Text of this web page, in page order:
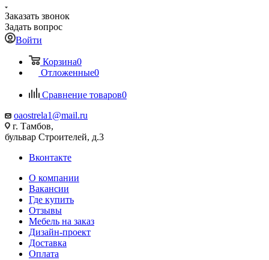
Заказать звонок
Задать вопрос
Войти
Корзина0
Отложенные0
Сравнение товаров0
oaostrela1@mail.ru
г. Тамбов,
бульвар Строителей, д.3
Вконтакте
О компании
Вакансии
Где купить
Отзывы
Мебель на заказ
Дизайн-проект
Доставка
Оплата